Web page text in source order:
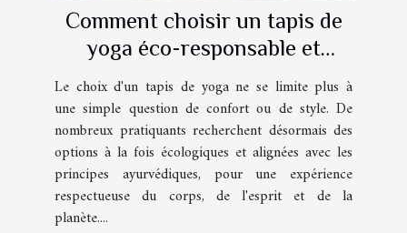
Comment choisir un tapis de
yoga éco-responsable et
ayurvédique ?
Le choix d'un tapis de yoga ne se limite plus à
une simple question de confort ou de style. De
nombreux pratiquants recherchent désormais des
options à la fois écologiques et alignées avec les
principes ayurvédiques, pour une expérience
respectueuse du corps, de l'esprit et de la
planète....